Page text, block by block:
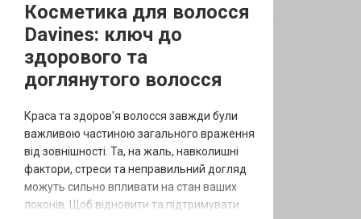
Косметика для волосся
Davines: ключ до
здорового та
доглянутого волосся
Краса та здоров'я волосся завжди були
важливою частиною загального враження
від зовнішності. Та, на жаль, навколишні
фактори, стреси та неправильний догляд
можуть сильно впливати на стан ваших
локонів. Щоб відновити та підтримувати